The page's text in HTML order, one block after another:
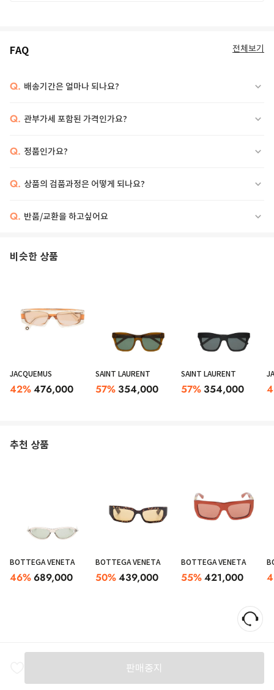
FAQ 전체보기
Q. 배송기간은 얼마나 되나요?
Q. 관부가세 포함된 가격인가요?
Q. 정품인가요?
Q. 상품의 검품과정은 어떻게 되나요?
Q. 반품/교환을 하고싶어요
비슷한 상품
JACQUEMUS
42%476,000
SAINT LAURENT
57% 354,000
SAINT LAURENT
57% 354,000
추천 상품
BOTTEGA VENETA
46%689,000
BOTTEGA VENETA
50%439,000
BOTTEGA VENETA
55%421,000
판매중지